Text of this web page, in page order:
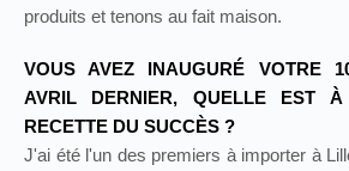
produits et tenons au fait maison.
VOUS AVEZ INAUGURÉ VOTRE
AVRIL DERNIER, QUELLE EST
RECETTE DU SUCCÈS ?
J'ai été l'un des premiers à importer à